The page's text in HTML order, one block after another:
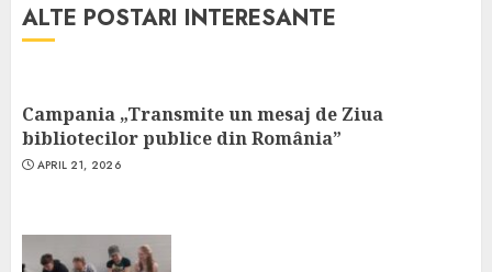
ALTE POSTARI INTERESANTE
Campania „Transmite un mesaj de Ziua
bibliotecilor publice din România”
APRIL 21, 2026